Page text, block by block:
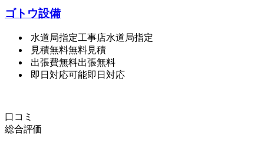
ゴトウ設備
水道局指定工事店水道局指定
見積無料無料見積
出張費無料出張無料
即日対応可能即日対応
口コミ
総合評価